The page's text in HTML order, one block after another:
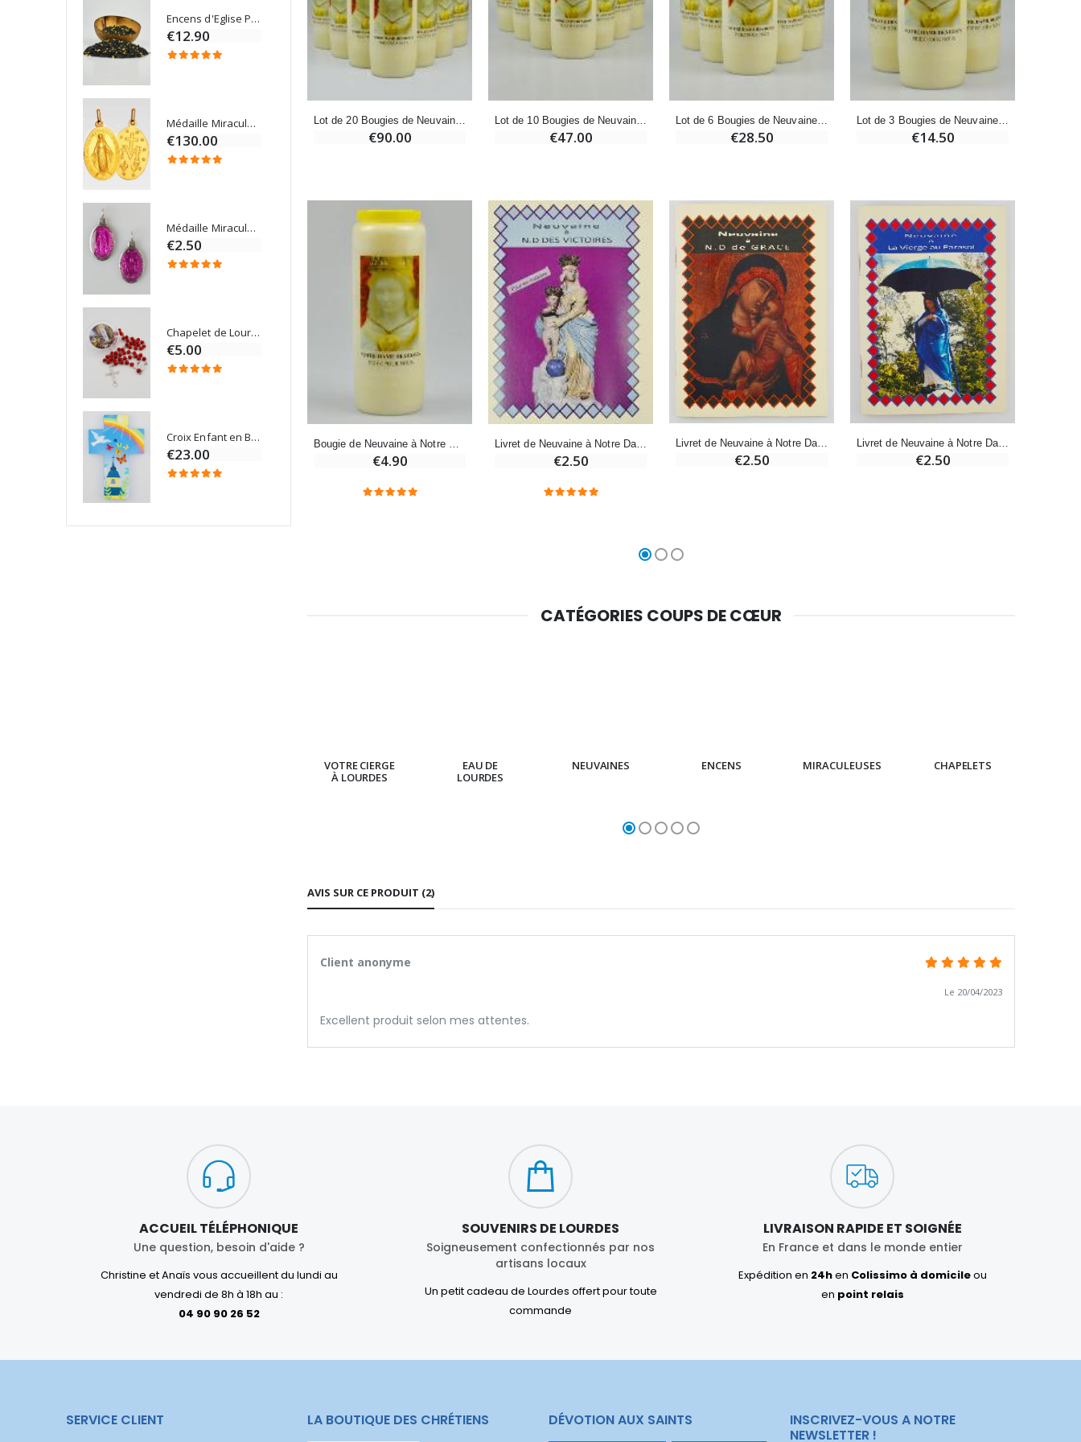
Encens d'Eglise Pontifical 250g
€12.90
Médaille Miraculeuse Or 9 Carats - 10 mm
€130.00
Médaille Miraculeuse Rose - 19mm
€2.50
Chapelet de Lourdes en Bois
€5.00
Croix Enfant en Bois Eglise Papillons et Arc-en-ciel 15 cm
€23.00
Bonbons Pastilles Menthe à l'Eau de Lourdes - 130g
€7.90
-10%
-25%
€78.00 €58.50
Huile d'Onction
€9.90
€4.90
€12.90
€130.00
€2.50
€5.00
€23.00
Bonbons Pastilles Menthe à l'Eau de Lourdes - 130g
-10%
-25%
Lot de 20 Bougies de Neuvaine Blanches
€78.00 €58.50
Huile d'Onction
€9.90
Bougie Neuvaine pour une Guérison - 17.5cm
Lot de 20 Bougies de Neuvaine à Notre Dame des Roses
€90.00
Lot de 10 Bougies de Neuvaine à Notre Dame des Roses
€47.00
Lot de 6 Bougies de Neuvaine à Notre Dame des Roses
€28.50
Lot de 3 Bougies de Neuvaine à Notre Dame des Roses
€14.50
€4.90
Livret de Neuvaine à Notre Dame des Victoires
€2.50
Livret de Neuvaine à Notre Dame de Grâce
€2.50
Livret de Neuvaine à Notre Dame de l'Île de la Réunion
€2.50
CATÉGORIES COUPS DE CŒUR
VOTRE CIERGE
À LOURDES
EAU DE
LOURDES
NEUVAINES ENCENS MIRACULEUSES CHAPELETS
AVIS SUR CE PRODUIT (2)
Client anonyme
Le 20/04/2023
Excellent produit selon mes attentes.
ACCUEIL TÉLÉPHONIQUE
Une question, besoin d'aide ?
Christine et Anaïs vous accueillent du lundi au
vendredi de 8h à 18h au :
04 90 90 26 52
SOUVENIRS DE LOURDES
Soigneusement confectionnés par nos
artisans locaux
Un petit cadeau de Lourdes offert pour toute
commande
LIVRAISON RAPIDE ET SOIGNÉE
En France et dans le monde entier
Expédition en 24hen Colissimo à domicileou
en point relais
SERVICE CLIENT LA BOUTIQUE DES CHRÉTIENS DÉVOTION AUX SAINTS
INSCRIVEZ-VOUS A NOTRE
NEWSLETTER !